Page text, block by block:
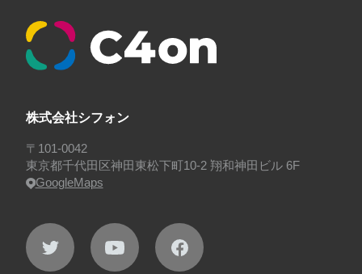
ュー
#福利厚生
プロジェクト・サービス
#行事
株式会社シフォン
〒101-0042
東京都千代田区神田東松下町10-2 翔和神田ビル 6F
GoogleMaps